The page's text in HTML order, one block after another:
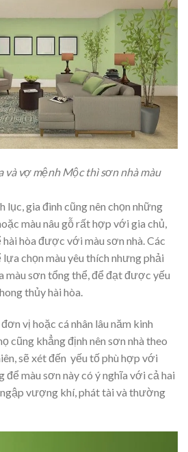
và vợ mệnh Mộc thì sơn nhà màu
lục, gia đình cũng nên chọn những
màu nâu gỗ rất hợp với gia chủ,
hòa được với màu sơn nhà. Các
chọn màu yêu thích nhưng phải
màu sơn tổng thể, để đạt được yếu
thủy hài hòa.
vị hoặc cá nhân lâu năm kinh
cũng khẳng định nên sơn nhà theo
sẽ xét đến yếu tố phù hợp với
để màu sơn này có ý nghĩa với cả hai
vượng khí, phát tài và thường